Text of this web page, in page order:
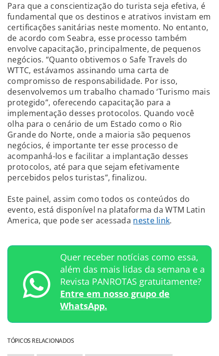
Para que a conscientização do turista seja efetiva, é
fundamental que os destinos e atrativos invistam em
certificações sanitárias neste momento. No entanto,
de acordo com Seabra, esse processo também
envolve capacitação, principalmente, de pequenos
negócios. “Quanto obtivemos o Safe Travels do
WTTC, estávamos assinando uma carta de
compromisso de responsabilidade. Por isso,
desenvolvemos um trabalho chamado ‘Turismo mais
protegido”, oferecendo capacitação para a
implementação desses protocolos. Quando você
olha para o cenário de um Estado como o Rio
Grande do Norte, onde a maioria são pequenos
negócios, é importante ter esse processo de
acompanhá-los e facilitar a implantação desses
protocolos, até para que sejam efetivamente
percebidos pelos turistas”, finalizou.
Este painel, assim como todos os conteúdos do
evento, está disponível na plataforma da WTM Latin
America, que pode ser acessada neste link.
Quer receber notícias como essa,
além das mais lidas da semana e a
Revista PANROTAS gratuitamente?
Entre em nosso grupo de
WhatsApp.
TÓPICOS RELACIONADOS